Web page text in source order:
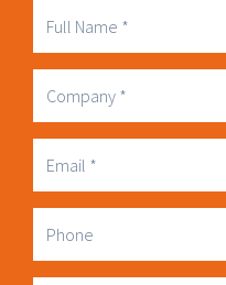
Full
Name
Company
Business
Email
Phone